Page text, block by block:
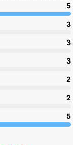
5
3
3
3
2
2
5